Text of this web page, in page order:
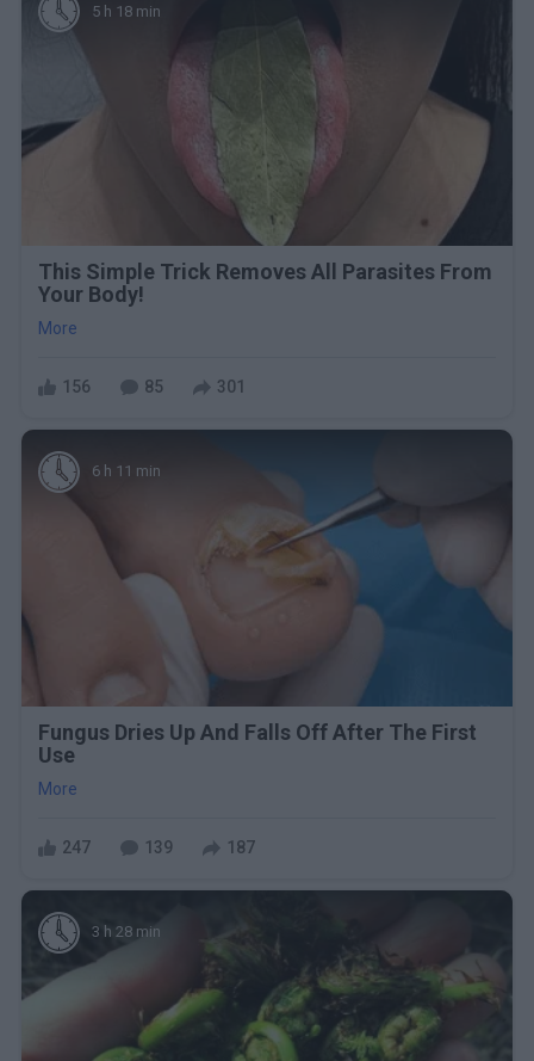
5 h 18 min
This Simple Trick Removes All Parasites From
Your Body!
More
156 85 301
6 h 11 min
Fungus Dries Up And Falls Off After The First
Use
More
247 139 187
3 h 28 min